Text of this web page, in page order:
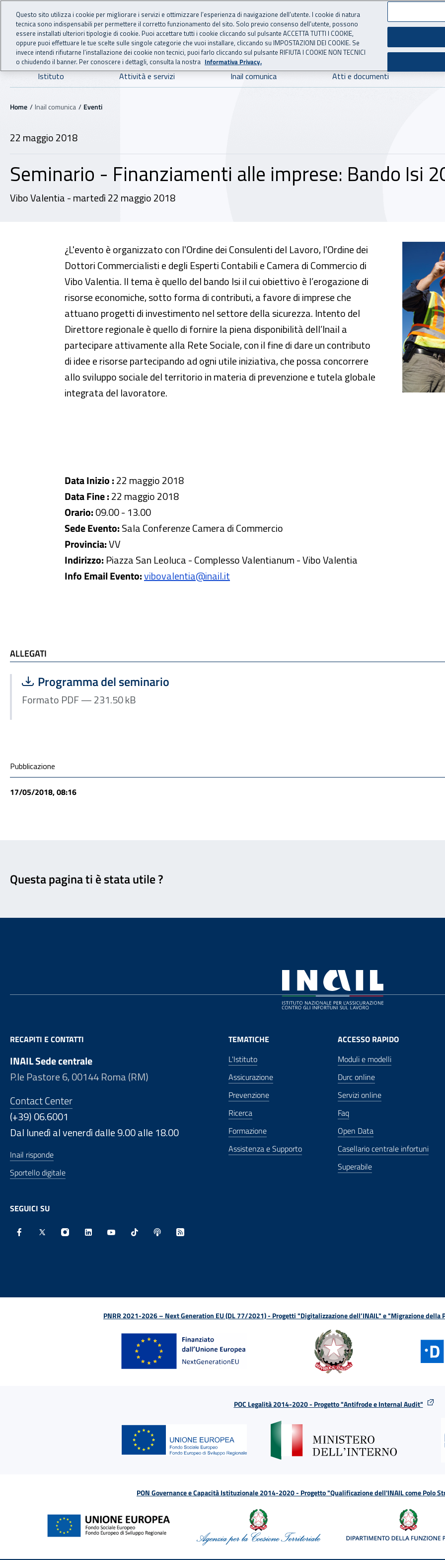
Vai al menu principale
Vai al contenuto principale
INAIL - Istituto Nazionale per l'Assicurazione
Navigazione principale
Istituto Attività e servizi Inail comunica Atti e documenti
Navigazione - Ti trovi in:
Home Inail comunica Eventi
22 maggio 2018
Seminario - Finanziamenti alle imprese: Bando Isi
Vibo Valentia - martedì 22 maggio 2018
Seminario - Finanziamenti alle imprese: Bando Isi 2017
¿L'evento è organizzato con l'Ordine dei Consulenti del Lavoro, l'Ordine dei
Dottori Commercialisti e degli Esperti Contabili e Camera di Commercio di
Vibo Valentia. Il tema è quello del bando Isi il cui obiettivo è l’erogazione di
risorse economiche, sotto forma di contributi, a favore di imprese che
attuano progetti di investimento nel settore della sicurezza. Intento del
Direttore regionale è quello di fornire la piena disponibilità dell’Inail a
partecipare attivamente alla Rete Sociale, con il fine di dare un contributo
di idee e risorse partecipando ad ogni utile iniziativa, che possa concorrere
allo sviluppo sociale del territorio in materia di prevenzione e tutela globale
integrata del lavoratore.
Data Inizio :22 maggio 2018
Data Fine :22 maggio 2018
Orario:09.00 - 13.00
Sede Evento:Sala Conferenze Camera di Commercio
Provincia:VV
Indirizzo: Piazza San Leoluca - Complesso Valentianum - Vibo Valentia
Info Email Evento:vibovalentia@inail.it
ALLEGATI
ALLEGATI
Scarica file:
Programma del seminario
Formato PDF — 231.50 kB
Condivisione social
Pubblicazione
17/05/2018, 08:16
Questa pagina ti è stata utile ?
RECAPITI E CONTATTI
INAIL Sede centrale
P.le Pastore 6, 00144 Roma (RM)
Contact Center
(+39) 06.6001
Dal lunedì al venerdì dalle 9.00 alle 18.00
Inail risponde
Sportello digitale
SEGUICI SU
TEMATICHE
L'Istituto
Assicurazione
Prevenzione
Ricerca
Formazione
Assistenza e Supporto
ACCESSO RAPIDO
Moduli e modelli
Durc online
Servizi online
Faq
Open Data
Casellario centrale infortuni
Superabile
PNRR 2021-2026 – Next Generation EU (DL 77/2021) - Progetti "Digitalizzazione dell’INAIL" e "Migrazione della
POC Legalità 2014-2020 - Progetto "Antifrode e Internal Audit"
PON Governance e Capacità Istituzionale 2014-2020 - Progetto "Qualificazione dell'INAIL come Polo
Questo sito utilizza i cookie per migliorare i servizi e ottimizzare l’esperienza di navigazione dell’utente. I cookie di natura
tecnica sono indispensabili per permettere il corretto funzionamento del sito. Solo previo consenso dell’utente, possono
essere installati ulteriori tipologie di cookie. Puoi accettare tutti i cookie cliccando sul pulsante ACCETTA TUTTI I COOKIE,
oppure puoi effettuare le tue scelte sulle singole categorie che vuoi installare, cliccando su IMPOSTAZIONI DEI COOKIE. Se
invece intendi rifiutarne l’installazione dei cookie non tecnici, puoi farlo cliccando sul pulsante RIFIUTA I COOKIE NON TECNICI
o chiudendo il banner. Per conoscere i dettagli, consulta la nostra Informativa Privacy.